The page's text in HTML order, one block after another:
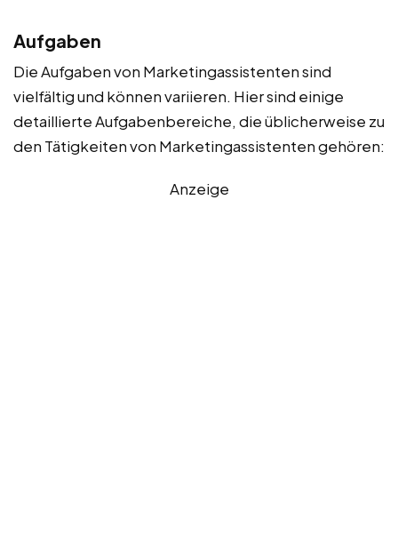
Aufgaben
Die Aufgaben von Marketingassistenten sind
vielfältig und können variieren. Hier sind einige
detaillierte Aufgabenbereiche, die üblicherweise zu
den Tätigkeiten von Marketingassistenten gehören:
Anzeige